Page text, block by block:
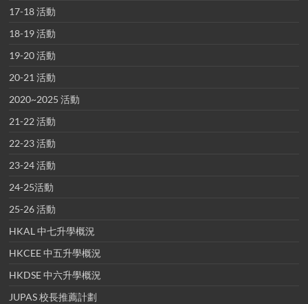
17-18 活動
18-19 活動
19-20 活動
20-21 活動
2020~2025 活動
21-22 活動
22-23 活動
23-24 活動
24-25活動
25-26 活動
HKAL 中七升學概況
HKCEE 中五升學概況
HKDSE 中六升學概況
JUPAS 校長推薦計劃